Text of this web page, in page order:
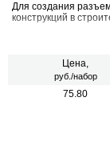
Для создания
конструкций в
Цена,
руб./набор
75.80